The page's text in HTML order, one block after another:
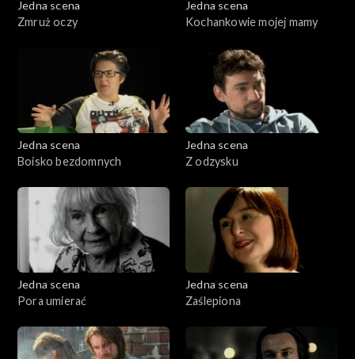
Jedna scena
Zmruż oczy
Jedna scena
Kochankowie mojej mamy
Jedna scena
Boisko bezdomnych
Jedna scena
Z odzysku
Jedna scena
Pora umierać
Jedna scena
Zaślepiona